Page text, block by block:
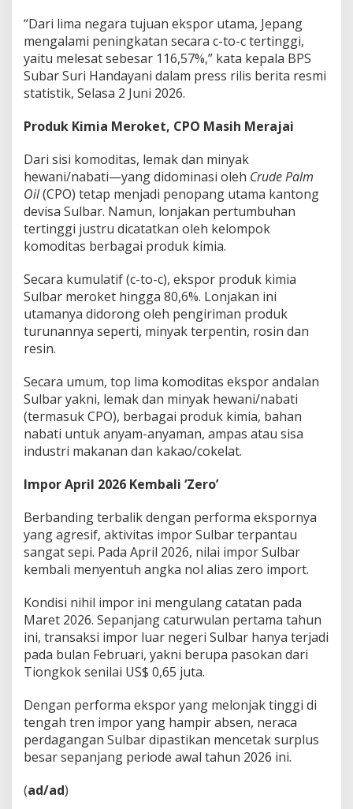
J
a
d
i
o
o
P
e
r
t
u
m
b
u
a
n
“Dari lima negara tujuan ekspor utama, Jepang
mengalami peningkatan secara c-to-c tertinggi,
yaitu melesat sebesar 116,57%,” kata kepala BPS
Subar Suri Handayani dalam press rilis berita resmi
statistik, Selasa 2 Juni 2026.
Produk Kimia Meroket, CPO Masih Merajai
Dari sisi komoditas, lemak dan minyak
hewani/nabati—yang didominasi oleh Crude Palm
Oil(CPO) tetap menjadi penopang utama kantong
devisa Sulbar. Namun, lonjakan pertumbuhan
tertinggi justru dicatatkan oleh kelompok
komoditas berbagai produk kimia.
Secara kumulatif (c-to-c), ekspor produk kimia
Sulbar meroket hingga 80,6%. Lonjakan ini
utamanya didorong oleh pengiriman produk
turunannya seperti, minyak terpentin, rosin dan
resin.
Secara umum, top lima komoditas ekspor andalan
Sulbar yakni, lemak dan minyak hewani/nabati
(termasuk CPO), berbagai produk kimia, bahan
nabati untuk anyam-anyaman, ampas atau sisa
industri makanan dan kakao/cokelat.
Impor April 2026 Kembali ‘Zero’
Berbanding terbalik dengan performa ekspornya
yang agresif, aktivitas impor Sulbar terpantau
sangat sepi. Pada April 2026, nilai impor Sulbar
kembali menyentuh angka nol alias zero import.
Kondisi nihil impor ini mengulang catatan pada
Maret 2026. Sepanjang caturwulan pertama tahun
ini, transaksi impor luar negeri Sulbar hanya terjadi
pada bulan Februari, yakni berupa pasokan dari
Tiongkok senilai US$ 0,65 juta.
Dengan performa ekspor yang melonjak tinggi di
tengah tren impor yang hampir absen, neraca
perdagangan Sulbar dipastikan mencetak surplus
besar sepanjang periode awal tahun 2026 ini.
(ad/ad)